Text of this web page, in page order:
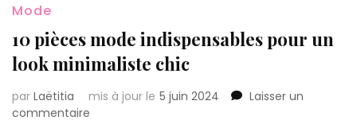
Mode
10 pièces mode indispensables pour un
look minimaliste chic
par Laëtitia mis à jour le 5 juin 2024
Laisser un
commentaire